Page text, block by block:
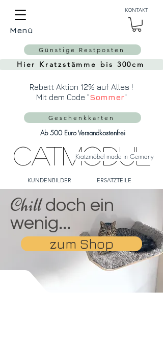
CatModul
Kratzmöbel made in Germany
Menü
KONTAKT
KUNDENBILDER ERSATZTEILE
Ab 500 Euro Versandkostenfrei
Hier Kratzstämme bis 300cm
Geschenkkarten
Günstige Restposten
Rabatt Aktion 12% auf Alles !
Mit dem Code "Sommer"
Chilldoch ein
wenig...
zum Shop